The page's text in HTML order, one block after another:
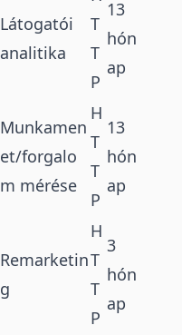
Látogatói
analitika
T
T
P
13
hón
ap
Munkamen
et/forgalo
m mérése
H
T
T
P
13
hón
ap
Remarketin
g
H
T
T
P
3
hón
ap